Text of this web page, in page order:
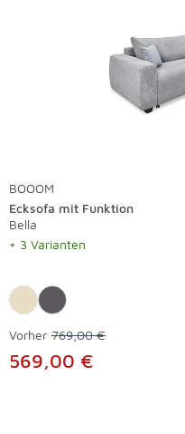
BOOOM
Ecksofa mit Funktion
Bella
+ 3 Varianten
Vorher 769,00 €
569,00 €